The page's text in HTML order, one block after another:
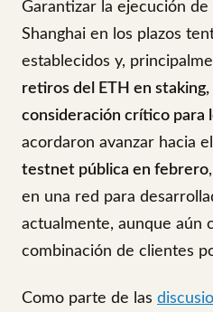
Garantizar la ejecución de
Shanghai en los plazos
establecidos y,
retiros del ETH en
consideración crítico para
acordaron avanzar hacia el
testnet pública en febrero
en una red para
actualmente, aunque aún
combinación de clientes
Como parte de las